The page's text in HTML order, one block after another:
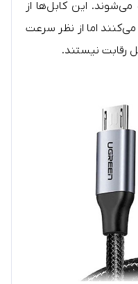
می‌شوند. این کابل‌ها از
می‌کنند اما از نظر سرعت
رقابت نیستند.